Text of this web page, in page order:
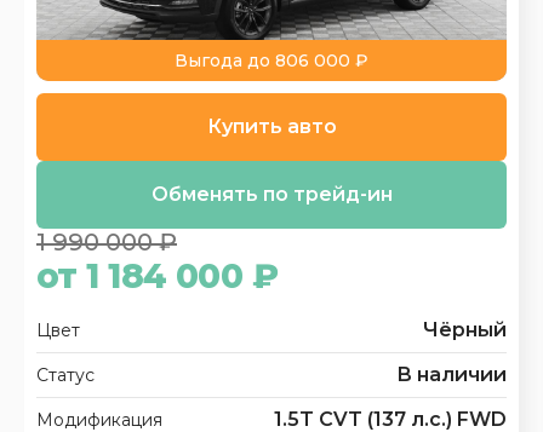
1 990 000 ₽
от 1 184 000 ₽
Выгода до 806 000 ₽
Цвет Чёрный
Статус В наличии
Модификация 1.5T CVT (137 л.с.) FWD
Купить авто
Обменять по трейд-ин